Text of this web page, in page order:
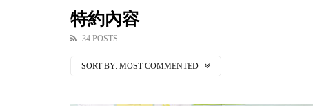
特約內容
34 POSTS
SORT BY: MOST COMMENTED